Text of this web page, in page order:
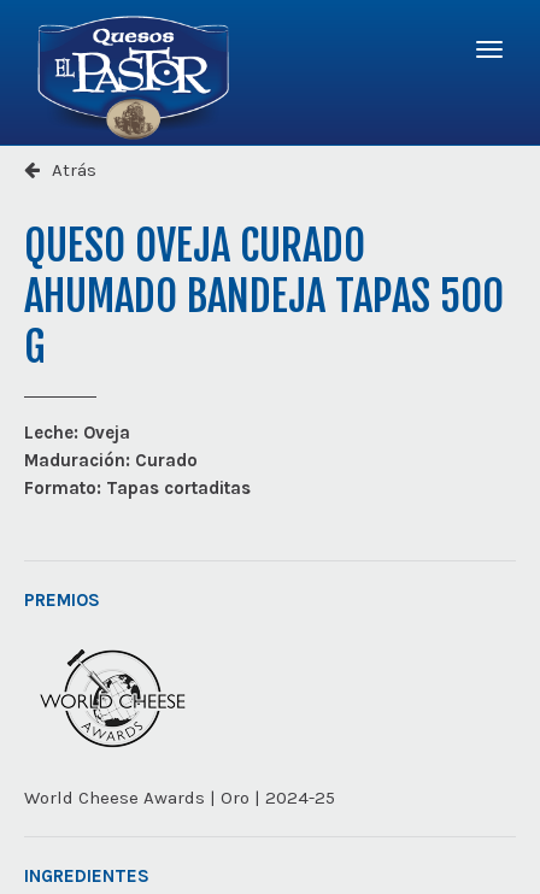
Pastor
Menú
Atrás
QUESO OVEJA CURADO
AHUMADO BANDEJA TAPAS 500
G
Leche: Oveja
Maduración: Curado
Formato: Tapas cortaditas
PREMIOS
World Cheese Awards | Oro | 2024-25
INGREDIENTES